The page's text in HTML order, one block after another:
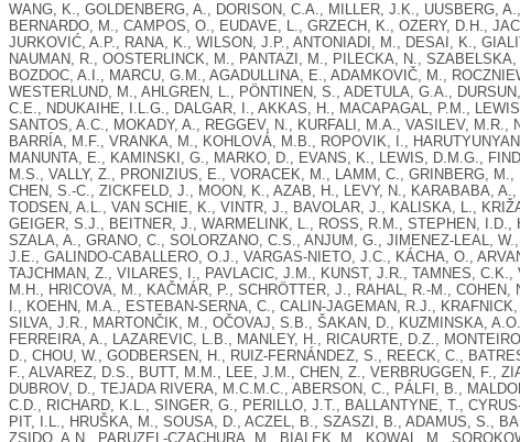
WANG, K., GOLDENBERG, A., DORISON, C.A., MILLER, J.K., UUSBERG,
BERNARDO, M., CAMPOS, O., EUDAVE, L., GRZECH, K., OZERY, D.H.,
JURKOVIĆ, A.P., RANA, K., WILSON, J.P., ANTONIADI, M., DESAI, K.,
NAUMAN, R., OOSTERLINCK, M., PANTAZI, M., PILECKA, N.,
BOZDOC, A.I., MARCU, G.M., AGADULLINA, E., ADAMKOVIČ, M.,
WESTERLUND, M., AHLGREN, L., PÖNTINEN, S., ADETULA, G.A.,
C.E., NDUKAIHE, I.L.G., DALGAR, I., AKKAS, H., MACAPAGAL, P.M.,
SANTOS, A.C., MOKADY, A., REGGEV, N., KURFALI, M.A., VASILEV, M.R.,
BARRÍA, M.F., VRANKA, M., KOHLOVÁ, M.B., ROPOVIK, I.,
MANUNTA, E., KAMINSKI, G., MARKO, D., EVANS, K., LEWIS, D.M.G.,
M.S., VALLY, Z., PRONIZIUS, E., VORACEK, M., LAMM, C., GRINBERG,
CHEN, S.-C., ZICKFELD, J., MOON, K., AZAB, H., LEVY, N., KARABABA,
TODSEN, A.L., VAN SCHIE, K., VINTR, J., BAVOLAR, J., KALISKA, L.,
GEIGER, S.J., BEITNER, J., WARMELINK, L., ROSS, R.M., STEPHEN, I.D.,
SZALA, A., GRANO, C., SOLORZANO, C.S., ANJUM, G., JIMENEZ-LEAL,
J.E., GALINDO-CABALLERO, O.J., VARGAS-NIETO, J.C., KÁCHA, O.,
TAJCHMAN, Z., VILARES, I., PAVLACIC, J.M., KUNST, J.R., TAMNES,
M.H., HRICOVA, M., KAČMÁR, P., SCHRÖTTER, J., RAHAL, R.-M.,
I., KOEHN, M.A., ESTEBAN-SERNA, C., CALIN-JAGEMAN, R.J.,
SILVA, J.R., MARTONČIK, M., OČOVAJ, S.B., ŠAKAN, D., KUZMINSKA,
FERREIRA, A., LAZAREVIC, L.B., MANLEY, H., RICAURTE, D.Z.,
D., CHOU, W., GODBERSEN, H., RUIZ-FERNÁNDEZ, S., REECK, C.,
F., ALVAREZ, D.S., BUTT, M.M., LEE, J.M., CHEN, Z., VERBRUGGEN, F.,
DUBROV, D., TEJADA RIVERA, M.C.M.C., ABERSON, C., PÁLFI, B.,
C.D., RICHARD, K.L., SINGER, G., PERILLO, J.T., BALLANTYNE, T.,
PIT, I.L., HRUŠKA, M., SOUSA, D., ACZEL, B., SZASZI, B., ADAMUS, S.,
ZSIDO, A.N., PARUZEL-CZACHURA, M., BIALEK, M., KOWAL, M.,